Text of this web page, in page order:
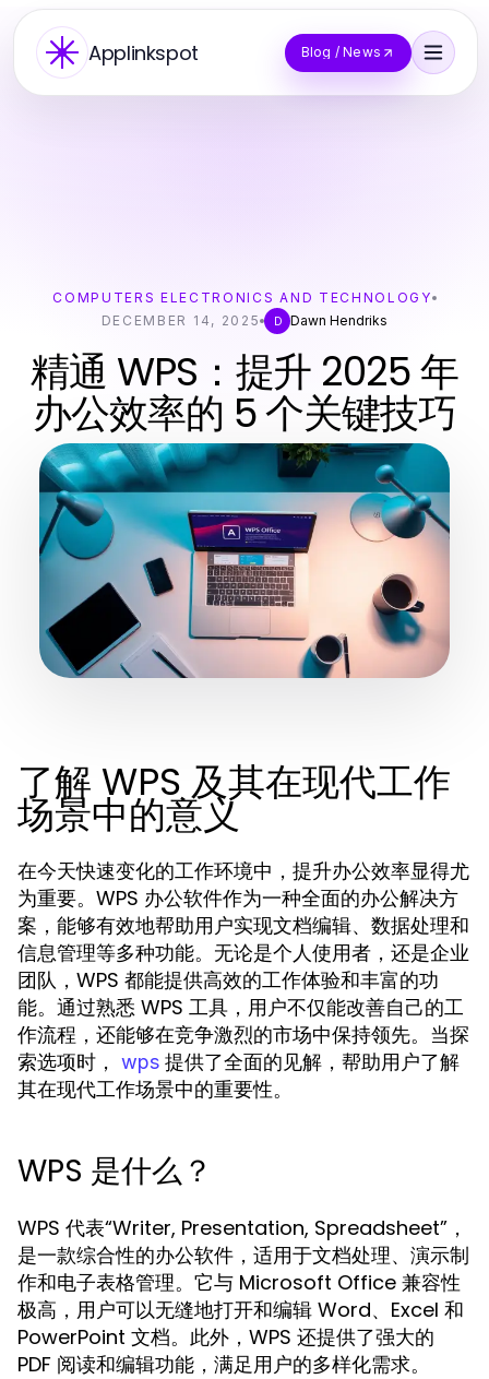
Applinkspot Blog / News
COMPUTERS ELECTRONICS AND TECHNOLOGY
DECEMBER 14, 2025
D Dawn Hendriks
精通 WPS：提升 2025 年
办公效率的 5 个关键技巧
了解 WPS 及其在现代工作
场景中的意义
在今天快速变化的工作环境中，提升办公效率显得尤
为重要。WPS 办公软件作为一种全面的办公解决方
案，能够有效地帮助用户实现文档编辑、数据处理和
信息管理等多种功能。无论是个人使用者，还是企业
团队，WPS 都能提供高效的工作体验和丰富的功
能。通过熟悉 WPS 工具，用户不仅能改善自己的工
作流程，还能够在竞争激烈的市场中保持领先。当探
索选项时， wps 提供了全面的见解，帮助用户了解
其在现代工作场景中的重要性。
WPS 是什么？
WPS 代表“Writer, Presentation, Spreadsheet”，
是一款综合性的办公软件，适用于文档处理、演示制
作和电子表格管理。它与 Microsoft Office 兼容性
极高，用户可以无缝地打开和编辑 Word、Excel 和
PowerPoint 文档。此外，WPS 还提供了强大的
PDF 阅读和编辑功能，满足用户的多样化需求。